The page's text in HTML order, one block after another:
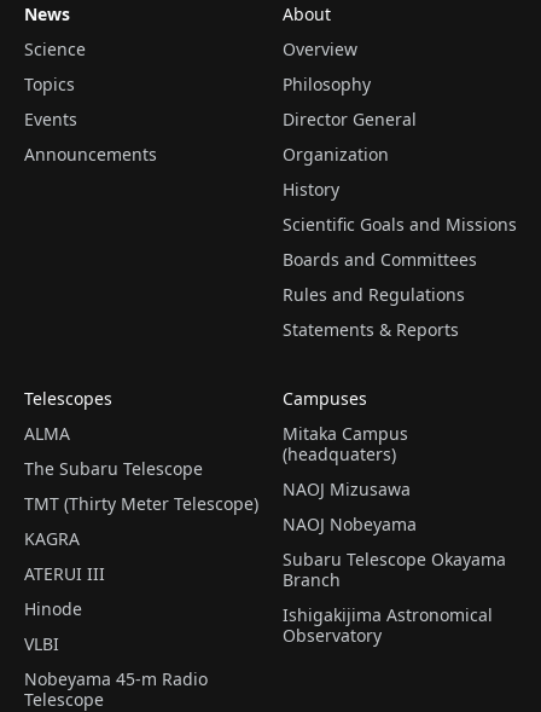
News
Science
Topics
Events
Announcements
About
Overview
Philosophy
Director General
Organization
History
Scientific Goals and Missions
Boards and Committees
Rules and Regulations
Statements & Reports
Telescopes
ALMA
The Subaru Telescope
TMT (Thirty Meter Telescope)
KAGRA
ATERUI III
Hinode
VLBI
Nobeyama 45-m Radio
Telescope
Campuses
Mitaka Campus
(headquaters)
NAOJ Mizusawa
NAOJ Nobeyama
Subaru Telescope Okayama
Branch
Ishigakijima Astronomical
Observatory